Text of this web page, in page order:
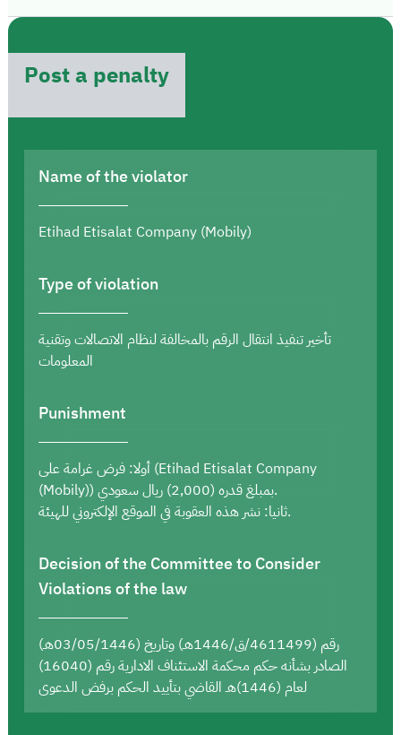
Post a penalty
Name of the violator
Etihad Etisalat Company (Mobily)
Type of violation
تأخير تنفيذ انتقال الرقم بالمخالفة لنظام الاتصالات وتقنية
المعلومات
Punishment
أولا: فرض غرامة على (Etihad Etisalat Company
(Mobily)) بمبلغ قدره (2,000) ريال سعودي.
ثانيا: نشر هذه العقوبة في الموقع الإلكتروني للهيئة.
Decision of the Committee to Consider
Violations of the law
رقم (4611499/ق/1446هـ) وتاريخ (03/05/1446هـ)
الصادر بشأنه حكم محكمة الاستئناف الادارية رقم (16040)
لعام (1446)هـ القاضي بتأييد الحكم برفض الدعوى